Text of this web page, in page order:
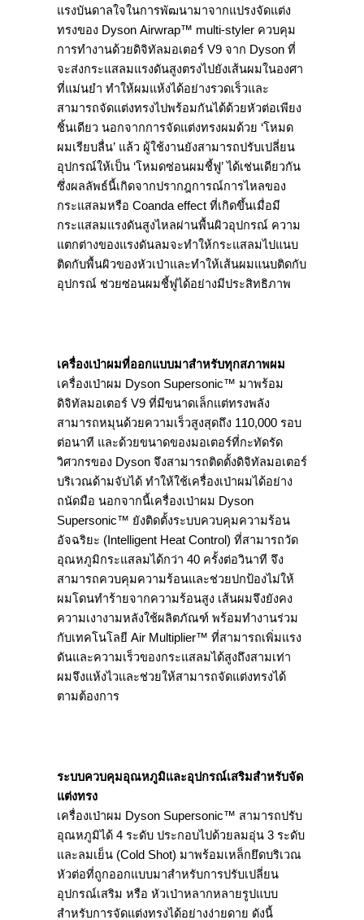
แรงบันดาลใจในการพัฒนามาจากแปรงจัดแต่ง
ทรงของ Dyson Airwrap™ multi-styler ควบคุม
การทำงานด้วยดิจิทัลมอเตอร์ V9 จาก Dyson ที่
จะส่งกระแสลมแรงดันสูงตรงไปยังเส้นผมในองศา
ที่แม่นยำ ทำให้ผมแห้งได้อย่างรวดเร็วและ
สามารถจัดแต่งทรงไปพร้อมกันได้ด้วยหัวต่อเพียง
ชิ้นเดียว นอกจากการจัดแต่งทรงผมด้วย ‘โหมด
ผมเรียบลื่น’ แล้ว ผู้ใช้งานยังสามารถปรับเปลี่ยน
อุปกรณ์ให้เป็น ‘โหมดซ่อนผมชี้ฟู’ ได้เช่นเดียวกัน
ซึ่งผลลัพธ์นี้เกิดจากปรากฎการณ์การไหลของ
กระแสลมหรือ Coanda effect ที่เกิดขึ้นเมื่อมี
กระแสลมแรงดันสูงไหลผ่านพื้นผิวอุปกรณ์ ความ
แตกต่างของแรงดันลมจะทำให้กระแสลมไปแนบ
ติดกับพื้นผิวของหัวเป่าและทำให้เส้นผมแนบติดกับ
อุปกรณ์ ช่วยซ่อนผมชี้ฟูได้อย่างมีประสิทธิภาพ
เครื่องเป่าผมที่ออกแบบมาสำหรับทุกสภาพผม
เครื่องเป่าผม Dyson Supersonic™ มาพร้อม
ดิจิทัลมอเตอร์ V9 ที่มีขนาดเล็กแต่ทรงพลัง
สามารถหมุนด้วยความเร็วสูงสุดถึง 110,000 รอบ
ต่อนาที และด้วยขนาดของมอเตอร์ที่กะทัดรัด
วิศวกรของ Dyson จึงสามารถติดตั้งดิจิทัลมอเตอร์
บริเวณด้ามจับได้ ทำให้ใช้เครื่องเป่าผมได้อย่าง
ถนัดมือ นอกจากนี้เครื่องเป่าผม Dyson
Supersonic™ ยังติดตั้งระบบควบคุมความร้อน
อัจฉริยะ (Intelligent Heat Control) ที่สามารถวัด
อุณหภูมิกระแสลมได้กว่า 40 ครั้งต่อวินาที จึง
สามารถควบคุมความร้อนและช่วยปกป้องไม่ให้
ผมโดนทำร้ายจากความร้อนสูง เส้นผมจึงยังคง
ความเงางามหลังใช้ผลิตภัณฑ์ พร้อมทำงานร่วม
กับเทคโนโลยี Air Multiplier™ ที่สามารถเพิ่มแรง
ดันและความเร็วของกระแสลมได้สูงถึงสามเท่า
ผมจึงแห้งไวและช่วยให้สามารถจัดแต่งทรงได้
ตามต้องการ
ระบบควบคุมอุณหภูมิและอุปกรณ์เสริมสำหรับจัด
แต่งทรง
เครื่องเป่าผม Dyson Supersonic™ สามารถปรับ
อุณหภูมิได้ 4 ระดับ ประกอบไปด้วยลมอุ่น 3 ระดับ
และลมเย็น (Cold Shot) มาพร้อมเหล็กยึดบริเวณ
หัวต่อที่ถูกออกแบบมาสำหรับการปรับเปลี่ยน
อุปกรณ์เสริม หรือ หัวเป่าหลากหลายรูปแบบ
สำหรับการจัดแต่งทรงได้อย่างง่ายดาย ดังนี้